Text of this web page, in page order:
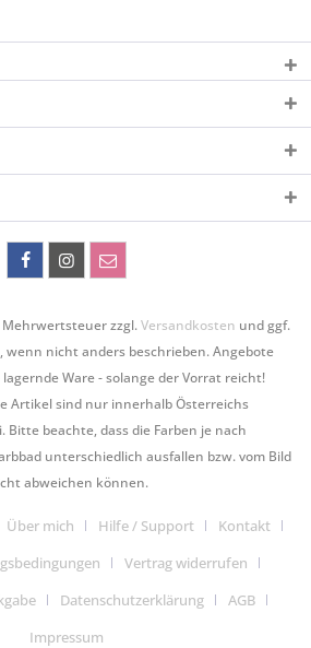
Mehrwertsteuer zzgl.Versandkosten und ggf.
wenn nicht anders beschrieben. Angebote
Ware - solange der Vorrat reicht!
Artikel sind nur innerhalb Österreichs
Bitte beachte, dass die Farben je nach
unterschiedlich ausfallen bzw. vom Bild
abweichen können.
Über mich Hilfe / Support
Kontakt
Vertrag widerrufen
Datenschutzerklärung
AGB
Impressum